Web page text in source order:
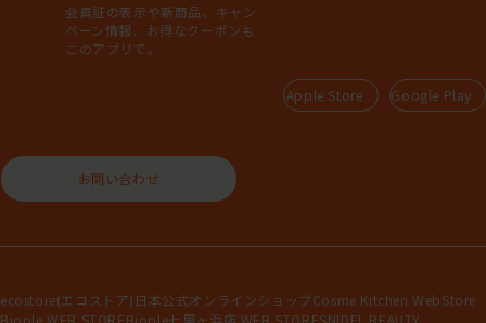
会員証の表示や新商品、キャン
ペーン情報、お得なクーポンも
このアプリで。
Apple Store Google Play
お問い合わせ
ecostore(エコストア)日本公式オンラインショップCosme Kitchen WebStore
Biople WEB STOREBiople七里ヶ浜店 WEB STORESNIDEL BEAUTY